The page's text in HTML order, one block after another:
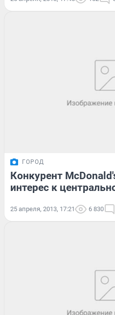
ГОРОД
Конкурент
интерес к
25 апреля, 2013, 17:21 6 830